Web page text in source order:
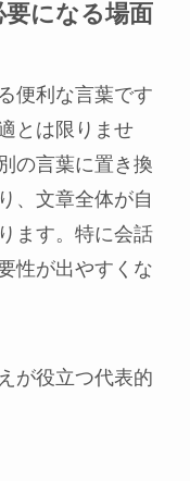
要になる場面
便利な言葉です
とは限りませ
の言葉に置き換
、文章全体が自
ます。特に会話
性が出やすくな
が役立つ代表的